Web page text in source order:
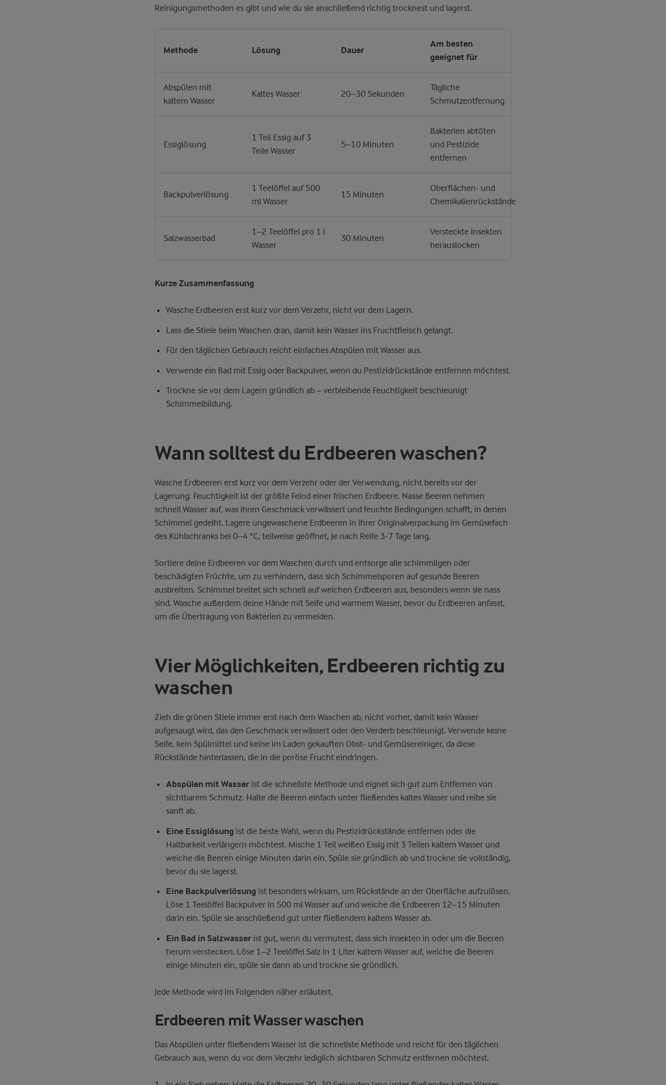
Reinigungsmethoden es gibt und wie du sie anschließend richtig trocknest und lagerst.
Methode Lösung Dauer
Am besten
geeignet für
Abspülen mit
kaltem Wasser
Kaltes Wasser 20–30 Sekunden
Tägliche
Schmutzentfernung
Essiglösung
1 Teil Essig auf 3
Teile Wasser
5–10 Minuten
Bakterien abtöten
und Pestizide
entfernen
Backpulverlösung
1 Teelöffel auf 500
ml Wasser
15 Minuten
Oberflächen- und
Chemikalienrückstände
Salzwasserbad
1–2 Teelöffel pro 1 l
Wasser
30 Minuten
Versteckte Insekten
herauslocken
Kurze Zusammenfassung
Wasche Erdbeeren erst kurz vor dem Verzehr, nicht vor dem Lagern.
Lass die Stiele beim Waschen dran, damit kein Wasser ins Fruchtfleisch gelangt.
Für den täglichen Gebrauch reicht einfaches Abspülen mit Wasser aus.
Verwende ein Bad mit Essig oder Backpulver, wenn du Pestizidrückstände entfernen möchtest.
Trockne sie vor dem Lagern gründlich ab – verbleibende Feuchtigkeit beschleunigt
Schimmelbildung.
Wann solltest du Erdbeeren waschen?
Wasche Erdbeeren erst kurz vor dem Verzehr oder der Verwendung, nicht bereits vor der
Lagerung. Feuchtigkeit ist der größte Feind einer frischen Erdbeere. Nasse Beeren nehmen
schnell Wasser auf, was ihren Geschmack verwässert und feuchte Bedingungen schafft, in denen
Schimmel gedeiht. Lagere ungewaschene Erdbeeren in ihrer Originalverpackung im Gemüsefach
des Kühlschranks bei 0–4 °C, teilweise geöffnet, je nach Reife 3-7 Tage lang.
Sortiere deine Erdbeeren vor dem Waschen durch und entsorge alle schimmligen oder
beschädigten Früchte, um zu verhindern, dass sich Schimmelsporen auf gesunde Beeren
ausbreiten. Schimmel breitet sich schnell auf weichen Erdbeeren aus, besonders wenn sie nass
sind. Wasche außerdem deine Hände mit Seife und warmem Wasser, bevor du Erdbeeren anfasst,
um die Übertragung von Bakterien zu vermeiden.
Vier Möglichkeiten, Erdbeeren richtig zu
waschen
Zieh die grünen Stiele immer erst nach dem Waschen ab, nicht vorher, damit kein Wasser
aufgesaugt wird, das den Geschmack verwässert oder den Verderb beschleunigt. Verwende keine
Seife, kein Spülmittel und keine im Laden gekauften Obst- und Gemüsereiniger, da diese
Rückstände hinterlassen, die in die poröse Frucht eindringen.
Abspülen mit Wasser ist die schnellste Methode und eignet sich gut zum Entfernen von
sichtbarem Schmutz. Halte die Beeren einfach unter fließendes kaltes Wasser und reibe sie
sanft ab.
Eine Essiglösung ist die beste Wahl, wenn du Pestizidrückstände entfernen oder die
Haltbarkeit verlängern möchtest. Mische 1 Teil weißen Essig mit 3 Teilen kaltem Wasser und
weiche die Beeren einige Minuten darin ein. Spüle sie gründlich ab und trockne sie vollständig,
bevor du sie lagerst.
Eine Backpulverlösung ist besonders wirksam, um Rückstände an der Oberfläche aufzulösen.
Löse 1 Teelöffel Backpulver in 500 ml Wasser auf und weiche die Erdbeeren 12–15 Minuten
darin ein. Spüle sie anschließend gut unter fließendem kaltem Wasser ab.
Ein Bad in Salzwasser ist gut, wenn du vermutest, dass sich Insekten in oder um die Beeren
herum verstecken. Löse 1–2 Teelöffel Salz in 1 Liter kaltem Wasser auf, weiche die Beeren
einige Minuten ein, spüle sie dann ab und trockne sie gründlich.
Jede Methode wird im Folgenden näher erläutert.
Erdbeeren mit Wasser waschen
Das Abspülen unter fließendem Wasser ist die schnellste Methode und reicht für den täglichen
Gebrauch aus, wenn du vor dem Verzehr lediglich sichtbaren Schmutz entfernen möchtest.